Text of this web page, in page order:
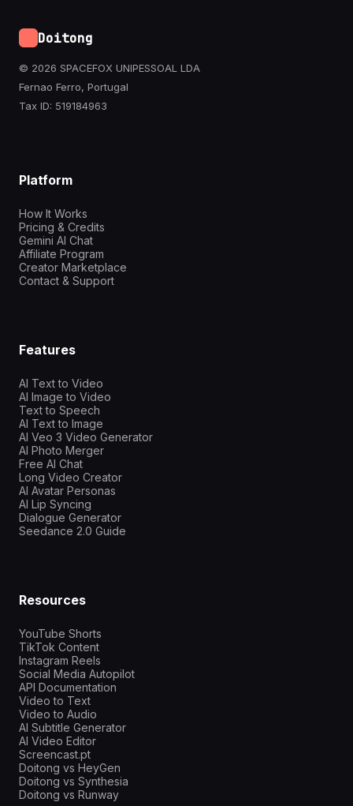
Doitong
© 2026 SPACEFOX UNIPESSOAL LDA
Fernao Ferro, Portugal
Tax ID: 519184963
Platform
How It Works
Pricing & Credits
Gemini AI Chat
Affiliate Program
Creator Marketplace
Contact & Support
Features
AI Text to Video
AI Image to Video
Text to Speech
AI Text to Image
AI Veo 3 Video Generator
AI Photo Merger
Free AI Chat
Long Video Creator
AI Avatar Personas
AI Lip Syncing
Dialogue Generator
Seedance 2.0 Guide
Resources
YouTube Shorts
TikTok Content
Instagram Reels
Social Media Autopilot
API Documentation
Video to Text
Video to Audio
AI Subtitle Generator
AI Video Editor
Screencast.pt
Doitong vs HeyGen
Doitong vs Synthesia
Doitong vs Runway